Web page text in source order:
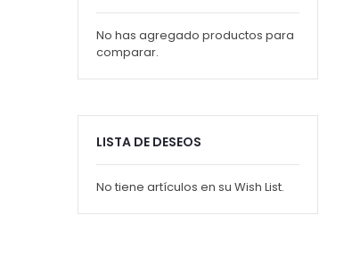
No has agregado productos para
comparar.
LISTA DE DESEOS
No tiene artículos en su Wish List.